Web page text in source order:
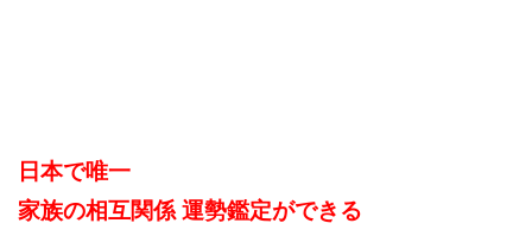
日本で唯一
家族の相互関係 運勢鑑定ができる